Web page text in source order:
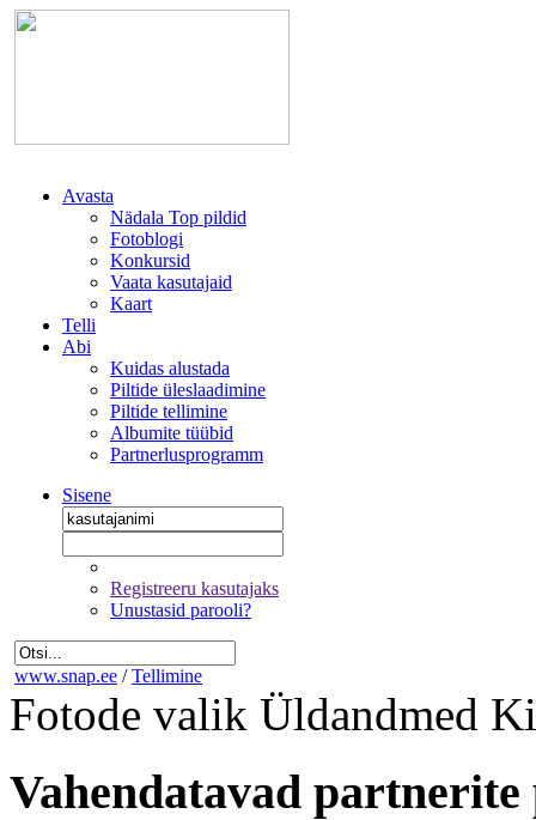
Avasta
Nädala Top pildid
Fotoblogi
Konkursid
Vaata kasutajaid
Kaart
Telli
Abi
Kuidas alustada
Piltide üleslaadimine
Piltide tellimine
Albumite tüübid
Partnerlusprogramm
Sisene
Registreeru kasutajaks
Unustasid parooli?
www.snap.ee / Tellimine
Fotode valik Üldandmed
Vahendatavad